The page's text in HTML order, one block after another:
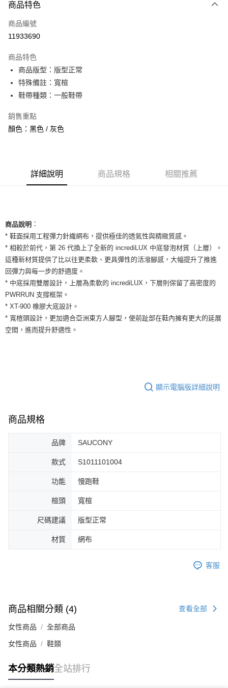
信用卡一次付款
信用卡分期付款
合作金庫商業銀行
華南商業銀行
上海商業儲蓄銀行
國泰世華商業銀行
匯豐（台灣）商業銀行
聯邦商業銀行
台灣樂天信用卡公司
超商取貨付款
LINE Pay
街口支付
AFTEE先享後付
便利好安心！
１．簡單：不需註冊會員、不需綁卡、不需儲值。
２．便利：只要手機號碼，簡訊認證，即可結帳。
３．安心：先確認商品／服務後，再付款。
【「AFTEE先享後付」結帳流程】
１．於結帳方式選擇「AFTEE先享後付」後，將跳轉至「AFTEE先享後付」
結帳頁面，進行簡訊認證並確認金額後，即可完成結帳。
２．訂單成立數日內，您將收到繳費通知簡訊。
３．收到繳費通知簡訊後14天內，點擊此簡訊中的連結，可透過四大超商／
※ 請注意：結帳手續完成當下不需立刻繳費，但若您需要取消訂單，請聯絡
購買商品的店家。未經商家同意取消之訂單仍視為有效，需透過AFTEE先享
權轉讓予恩沛科技股份有限公司。
２．關於個人資料處理事宜，請瀏覽以下網址：
３．未成年的使用者請事先徵得法定代理人或監護人之同意方可使用
時審查核予不同之上限額度；若仍有額度不足之情形，本公司將視審查結果
請求用戶進行身份認證。
５．嚴禁一人註冊多個帳號或使用他人資訊註冊。若發現惡意使用之情形，
恩沛科技股份有限公司將有權停止該用戶之使用額度並採取法律行動。
運送方式
全家取貨付款
每筆NT$60，滿NT$1,500(含以上)免運費
付款後全家取貨
每筆NT$60，滿NT$1,500(含以上)免運費
7-11取貨付款
每筆NT$60，滿NT$1,500(含以上)免運費
商品特色
商品編號
11933690
商品特色
商品版型：版型正常
特殊備註：寬楦
鞋帶種類：一般鞋帶
銷售重點
顏色：黑色 / 灰色
詳細說明 商品規格 相關推薦
商品說明 ：
* 鞋面採用工程彈力針織網布，提供極佳的透氣性與精緻質感。
* 相較於前代，第 26 代換上了全新的 incrediLUX 中底發泡材質（上層）。
這種新材質提供了比以往更柔軟、更具彈性的活潑腳感，大幅提升了推進
回彈力與每一步的舒適度。
* 中底採用雙層設計，上層為柔軟的 incrediLUX，下層則保留了高密度的
PWRRUN 支撐框架。
* XT-900 橡膠大底設計。
* 寬楦頭設計，更加適合亞洲東方人腳型，使前趾部在鞋內擁有更大的延展
空間，進而提升舒適性。
顯示電腦版詳細說明
商品規格
品牌 SAUCONY
款式 S1011101004
功能 慢跑鞋
楦頭 寬楦
尺碼建議 版型正常
材質 網布
客服
商品相關分類 (4) 查看全部
女性商品 全部商品
女性商品 鞋類
本分類熱銷全站排行